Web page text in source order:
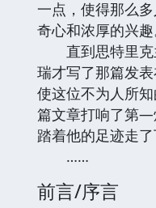
一点，使得那么
奇心和浓厚的兴趣
直到思特里克
瑞才写了那篇发
使这位不为人所
篇文章打响了第—
踏着他的足迹走了
……
前言/序言